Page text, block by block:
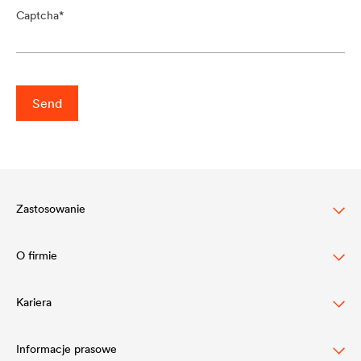
Captcha
Send
Zastosowanie
Ochrona dachów skośnych
Ochrona elewacji budynków
Zarządzanie wodą na dachach płaskich
O firmie
Struktura
Wartości
Kariera
Pracodawca DÖRKEN
Informacje prasowe